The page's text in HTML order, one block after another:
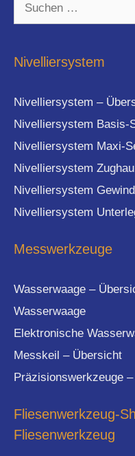
Nivelliersystem
Nivelliersystem –
Nivelliersystem Basis-
Nivelliersystem Maxi-
Nivelliersystem
Nivelliersystem
Nivelliersystem
Messwerkzeuge
Wasserwaage –
Wasserwaage
Elektronische
Messkeil – Übersicht
Präzisionswerkzeuge
Fliesenwerkzeug-
Fliesenwerkzeug